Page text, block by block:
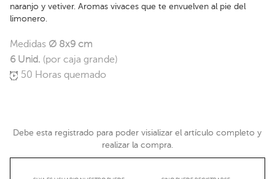
naranjo y vetiver. Aromas vivaces que te envuelven al pie del
limonero.
Medidas Ø 8x9 cm
6 Unid. (por caja grande)
50 Horas quemado
Debe esta registrado para poder visializar el artículo completo y
realizar la compra.